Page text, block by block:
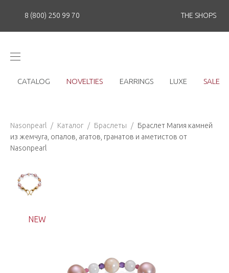
8 (800) 250 99 70 THE SHOPS
CATALOG NOVELTIES EARRINGS LUXE SALE
Nasonpearl / Каталог / Браслеты / Браслет Магия камней
из жемчуга, опалов, агатов, гранатов и аметистов от
Nasonpearl
NEW